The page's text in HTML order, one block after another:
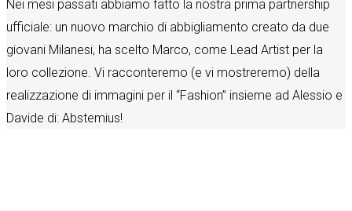
Nei mesi passati abbiamo fatto la nostra prima partnership
ufficiale: un nuovo marchio di abbigliamento creato da due
giovani Milanesi, ha scelto Marco, come Lead Artist per la
loro collezione. Vi racconteremo (e vi mostreremo) della
realizzazione di immagini per il “Fashion” insieme ad Alessio e
Davide di: Abstemius!